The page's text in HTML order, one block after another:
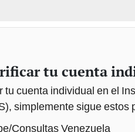
tu cuenta
tu cuenta individual en el
simplemente sigue estos
Consultas Venezuela